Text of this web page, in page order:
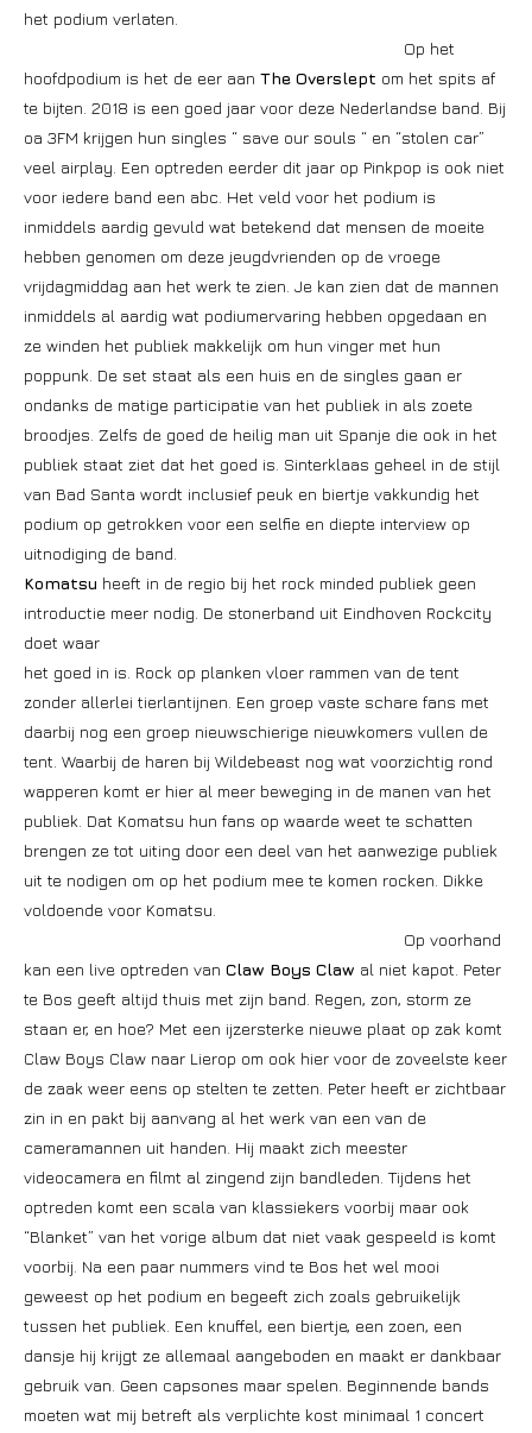
het podium verlaten.
Op het
hoofdpodium is het de eer aan The Overslept om het spits af
te bijten. 2018 is een goed jaar voor deze Nederlandse band. Bij
oa 3FM krijgen hun singles “ save our souls “ en “stolen car”
veel airplay. Een optreden eerder dit jaar op Pinkpop is ook niet
voor iedere band een abc. Het veld voor het podium is
inmiddels aardig gevuld wat betekend dat mensen de moeite
hebben genomen om deze jeugdvrienden op de vroege
vrijdagmiddag aan het werk te zien. Je kan zien dat de mannen
inmiddels al aardig wat podiumervaring hebben opgedaan en
ze winden het publiek makkelijk om hun vinger met hun
poppunk. De set staat als een huis en de singles gaan er
ondanks de matige participatie van het publiek in als zoete
broodjes. Zelfs de goed de heilig man uit Spanje die ook in het
publiek staat ziet dat het goed is. Sinterklaas geheel in de stijl
van Bad Santa wordt inclusief peuk en biertje vakkundig het
podium op getrokken voor een selfie en diepte interview op
uitnodiging de band.
Komatsu heeft in de regio bij het rock minded publiek geen
introductie meer nodig. De stonerband uit Eindhoven Rockcity
doet waar
het goed in is. Rock op planken vloer rammen van de tent
zonder allerlei tierlantijnen. Een groep vaste schare fans met
daarbij nog een groep nieuwschierige nieuwkomers vullen de
tent. Waarbij de haren bij Wildebeast nog wat voorzichtig rond
wapperen komt er hier al meer beweging in de manen van het
publiek. Dat Komatsu hun fans op waarde weet te schatten
brengen ze tot uiting door een deel van het aanwezige publiek
uit te nodigen om op het podium mee te komen rocken. Dikke
voldoende voor Komatsu.
Op voorhand
kan een live optreden van Claw Boys Claw al niet kapot. Peter
te Bos geeft altijd thuis met zijn band. Regen, zon, storm ze
staan er, en hoe? Met een ijzersterke nieuwe plaat op zak komt
Claw Boys Claw naar Lierop om ook hier voor de zoveelste keer
de zaak weer eens op stelten te zetten. Peter heeft er zichtbaar
zin in en pakt bij aanvang al het werk van een van de
cameramannen uit handen. Hij maakt zich meester
videocamera en filmt al zingend zijn bandleden. Tijdens het
optreden komt een scala van klassiekers voorbij maar ook
“Blanket” van het vorige album dat niet vaak gespeeld is komt
voorbij. Na een paar nummers vind te Bos het wel mooi
geweest op het podium en begeeft zich zoals gebruikelijk
tussen het publiek. Een knuffel, een biertje, een zoen, een
dansje hij krijgt ze allemaal aangeboden en maakt er dankbaar
gebruik van. Geen capsones maar spelen. Beginnende bands
moeten wat mij betreft als verplichte kost minimaal 1 concert